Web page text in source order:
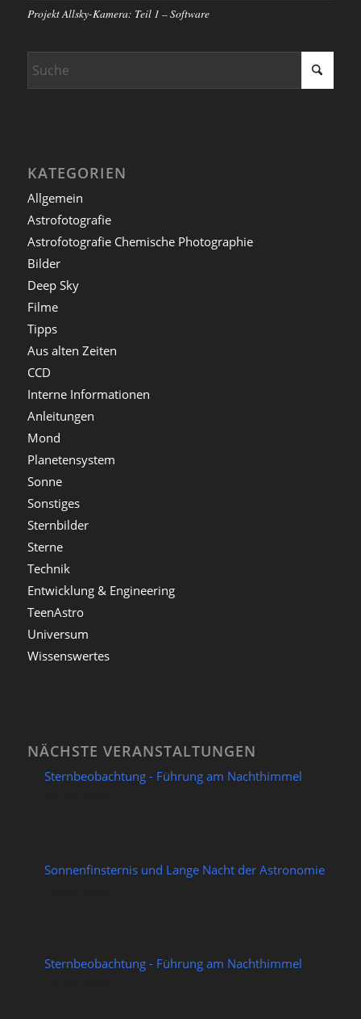
Projekt Allsky-Kamera: Teil 1 – Software
KATEGORIEN
Allgemein
Astrofotografie
Astrofotografie Chemische Photographie
Bilder
Deep Sky
Filme
Tipps
Aus alten Zeiten
CCD
Interne Informationen
Anleitungen
Mond
Planetensystem
Sonne
Sonstiges
Sternbilder
Sterne
Technik
Entwicklung & Engineering
TeenAstro
Universum
Wissenswertes
NÄCHSTE VERANSTALTUNGEN
Sternbeobachtung - Führung am Nachthimmel
Sonnenfinsternis und Lange Nacht der Astronomie
Sternbeobachtung - Führung am Nachthimmel